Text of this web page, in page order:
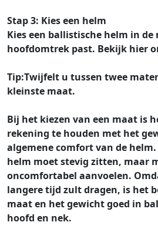
Stap 3: Kies een helm
Kies een ballistische helm in
hoofdomtrek past. Bekijk hier
Tip:Twijfelt u tussen twee
kleinste maat.
Bij het kiezen van een maat is
rekening te houden met het
algemene comfort van de helm.
helm moet stevig zitten, maar
oncomfortabel aanvoelen.
langere tijd zult dragen, is het
maat en het gewicht goed in
hoofd en nek.